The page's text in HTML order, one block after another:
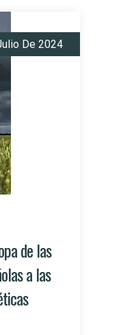
De 2024
de las
a las